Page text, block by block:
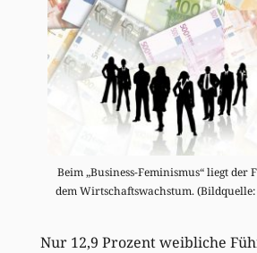
Beim „Business-Feminismus“ liegt der
dem Wirtschaftswachstum.
Nur 12,9 Prozent weibliche